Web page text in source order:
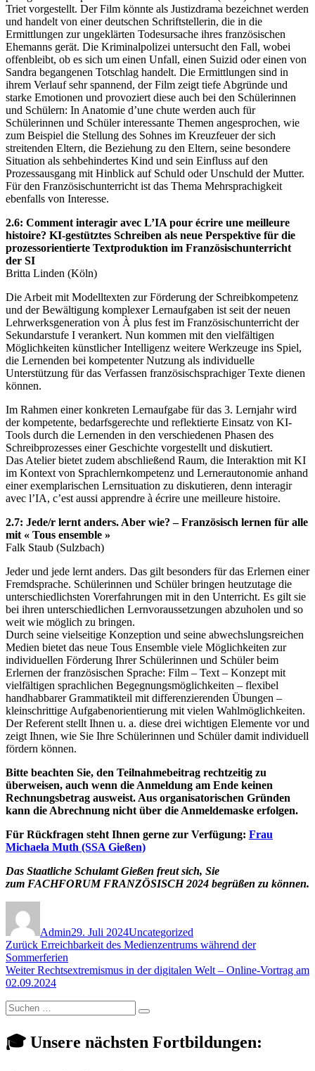
Triet vorgestellt. Der Film könnte als Justizdrama bezeichnet werden
und handelt von einer deutschen Schriftstellerin, die in die
Ermittlungen zur ungeklärten Todesursache ihres französischen
Ehemanns gerät. Die Kriminalpolizei untersucht den Fall, wobei
offenbleibt, ob es sich um einen Unfall, einen Suizid oder einen von
Sandra begangenen Totschlag handelt. Die Ermittlungen sind in
ihrem Verlauf sehr spannend, der Film zeigt tiefe Abgründe und
starke Emotionen und provoziert diese auch bei den Schülerinnen
und Schülern: In Anatomie d’une chute werden auch für
Schülerinnen und Schüler interessante Themen angesprochen, wie
zum Beispiel die Stellung des Sohnes im Kreuzfeuer der sich
streitenden Eltern, die Beziehung zu den Eltern, seine besondere
Situation als sehbehindertes Kind und sein Einfluss auf den
Prozessausgang mit Hinblick auf Schuld oder Unschuld der Mutter.
Für den Französischunterricht ist das Thema Mehrsprachigkeit
ebenfalls von Interesse.
2.6: Comment interagir avec L’IA pour écrire une meilleure
histoire? KI-gestütztes Schreiben als neue Perspektive für die
prozessorientierte Textproduktion im Französischunterricht
der SI
Britta Linden (Köln)
Die Arbeit mit Modelltexten zur Förderung der Schreibkompetenz
und der Bewältigung komplexer Lernaufgaben ist seit der neuen
Lehrwerksgeneration von À plus fest im Französischunterricht der
Sekundarstufe I verankert. Nun kommen mit den vielfältigen
Möglichkeiten künstlicher Intelligenz weitere Werkzeuge ins Spiel,
die Lernenden bei kompetenter Nutzung als individuelle
Unterstützung für das Verfassen französischsprachiger Texte dienen
können.
Im Rahmen einer konkreten Lernaufgabe für das 3. Lernjahr wird
der kompetente, bedarfsgerechte und reflektierte Einsatz von KI-
Tools durch die Lernenden in den verschiedenen Phasen des
Schreibprozesses einer Geschichte vorgestellt und diskutiert.
Das Atelier bietet zudem abschließend Raum, die Interaktion mit KI
im Kontext von Sprachlernkompetenz und Lernerautonomie anhand
einer exemplarischen Lernsituation zu diskutieren, denn interagir
avec l’IA, c’est aussi apprendre à écrire une meilleure histoire.
2.7: Jede/r lernt anders. Aber wie? – Französisch lernen für alle
mit « Tous ensemble »
Falk Staub (Sulzbach)
Jeder und jede lernt anders. Das gilt besonders für das Erlernen einer
Fremdsprache. Schülerinnen und Schüler bringen heutzutage die
unterschiedlichsten Vorerfahrungen mit in den Unterricht. Es gilt sie
bei ihren unterschiedlichen Lernvoraussetzungen abzuholen und so
weit wie möglich zu bringen.
Durch seine vielseitige Konzeption und seine abwechslungsreichen
Medien bietet das neue Tous Ensemble viele Möglichkeiten zur
individuellen Förderung Ihrer Schülerinnen und Schüler beim
Erlernen der französischen Sprache: Film – Text – Konzept mit
vielfältigen sprachlichen Begegnungsmöglichkeiten – flexibel
handhabbarer Grammatikteil mit differenzierenden Übungen –
kleinschrittige Aufgabenorientierung mit vielen Wahlmöglichkeiten.
Der Referent stellt Ihnen u. a. diese drei wichtigen Elemente vor und
zeigt Ihnen, wie Sie Ihre Schülerinnen und Schüler damit individuell
fördern können.
Bitte beachten Sie, den Teilnahmebeitrag rechtzeitig zu
überweisen, auch wenn die Anmeldung am Ende keinen
Rechnungsbetrag ausweist. Aus organisatorischen Gründen
kann die Abrechnung nicht über die Anmeldemaske erfolgen.
Für Rückfragen steht Ihnen gerne zur Verfügung: Frau
Michaela Muth (SSA Gießen)
Das Staatliche Schulamt Gießen freut sich, Sie
zum FACHFORUM FRANZÖSISCH 2024 begrüßen zu können.
Admin29. Juli 2024Uncategorized
Beitragsnavigation
Zurück Vorheriger
Beitrag:
Erreichbarkeit des Medienzentrums während der
Sommerferien
Weiter Nächster
Beitrag:
Rechtsextremismus in der digitalen Welt – Online-Vortrag am
02.09.2024
Suchen
nach:
Suchen
🎓 Unsere nächsten Fortbildungen: